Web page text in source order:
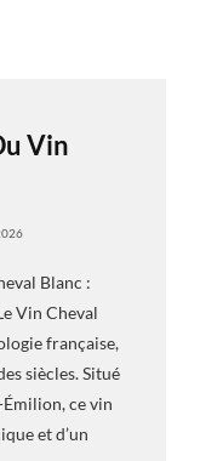
Vin
Blanc :
Vin Cheval
française,
siècles. Situé
ce vin
et d’un